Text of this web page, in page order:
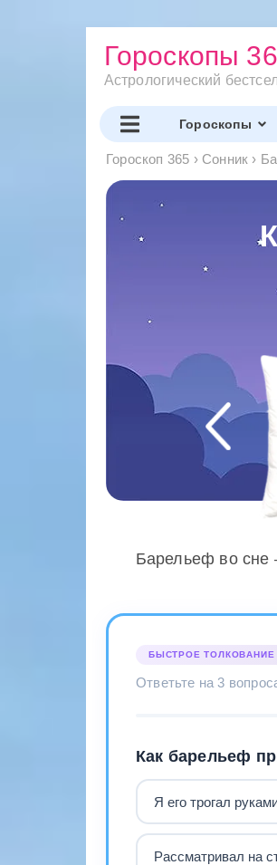
Гороскопы
Астрологический
Гороскопы
Гороскоп 365 › Сонник ›
Барельеф во сне
БЫСТРОЕ ТОЛКОВАНИЕ
Ответьте на 3
Как барельеф
Я его трогал
Рассматривал на